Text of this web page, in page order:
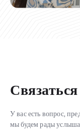
Связаться
У вас есть вопрос,
мы будем рады